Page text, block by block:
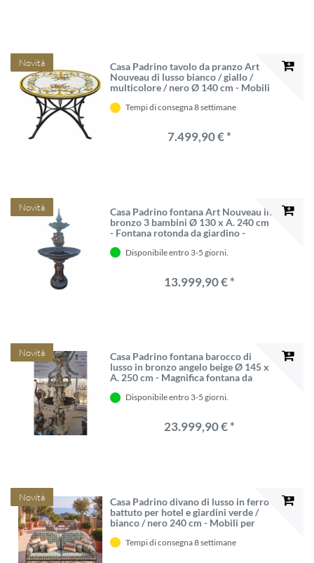
Novità
Casa Padrino tavolo da pranzo Art
Nouveau di lusso bianco / giallo /
multicolore / nero Ø 140 cm - Mobili
ItaliaTempi di consegna 8 settimane
7.499,90 € *
Novità
Casa Padrino fontana Art Nouveau in
bronzo 3 bambini Ø 130 x A. 240 cm
- Fontana rotonda da giardino -
Disponibile entro 3-5 giorni.
13.999,90 € *
Novità
Casa Padrino fontana barocco di
lusso in bronzo angelo beige Ø 145 x
A. 250 cm - Magnifica fontana da
Disponibile entro 3-5 giorni.
23.999,90 € *
Novità
Casa Padrino divano di lusso in ferro
battuto per hotel e giardini verde /
bianco / nero 240 cm - Mobili per
Tempi di consegna 8 settimane